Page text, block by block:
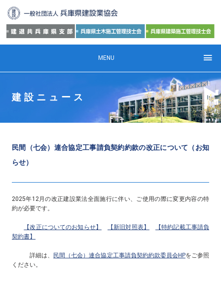
MENU
建設ニュース
民間（七会）連合協定工事請負契約約款の改正について（お知
らせ）
2025年12月の改正建設業法全面施行に伴い、ご使用の際に変更内容の特
約が必要です。
【改正についてのお知らせ】 【新旧対照表】
【特約記載工事請負
契約書】
詳細は、 民間（七会）連合協定工事請負契約約款委員会HPをご参照
ください。